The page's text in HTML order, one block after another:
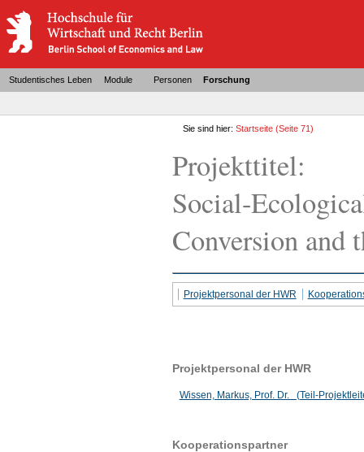
Studentisches Leben Module Personen Forschung
Sie sind hier:Startseite (Seite 71)
Projekttitel:
Social-
Conversion and
Projektpersonal der HWR
Projektpersonal der HWR
Wissen, Markus, Prof. Dr. (Teil-
Kooperationspartner